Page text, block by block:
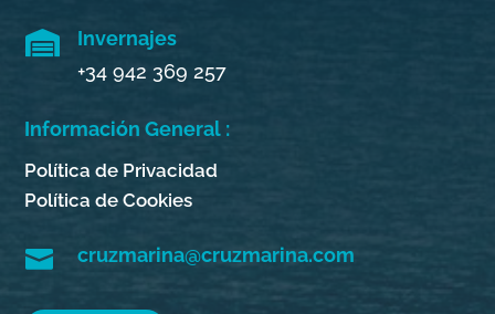

Invernajes
+34 942 369 257
Información General :
Política de Privacidad
Política de Cookies
 cruzmarina@cruzmarina.com